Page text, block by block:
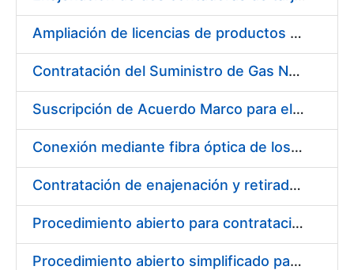
Ampliación de licencias de productos Atlassian en CERES
Contratación del Suministro de Gas Natural para la Fábrica Nacional de Moneda y Timbre – Real Casa de Moneda, en sus centros de trabajo de Madrid y Burgos
Suscripción de Acuerdo Marco para el Suministro de Repuestos Específicos de Maquinaria
Conexión mediante fibra óptica de los centros de proceso de datos (CPD's) de las sedes de la FNMT-RCM de Burgos y Madrid
Contratación de enajenación y retirada de recortes sobrantes y desperdicios de papel impreso y no impreso durante el año 2022
Procedimiento abierto para contratación de diversas pólizas de aseguramiento para la FNMT-RCM
Procedimiento abierto simplificado para contratación de otras pólizas de aseguramiento para la FNMT-RCM